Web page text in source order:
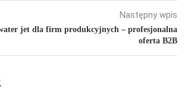
Następny wpis
jet dla firm produkcyjnych – profesjonalna
oferta B2B